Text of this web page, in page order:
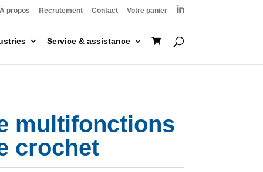
À propos Recrutement Contact Votre panier 
Service & assistance
multifonctions
crochet